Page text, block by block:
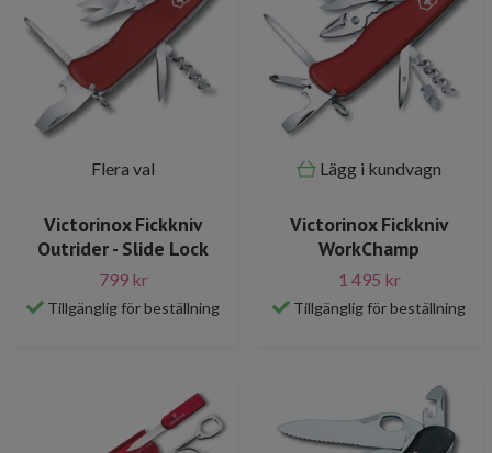
Flera val
Victorinox Fickkniv
Outrider - Slide Lock
799 kr
Tillgänglig för beställning
Lägg i kundvagn
Victorinox Fickkniv
WorkChamp
1 495 kr
Tillgänglig för beställning